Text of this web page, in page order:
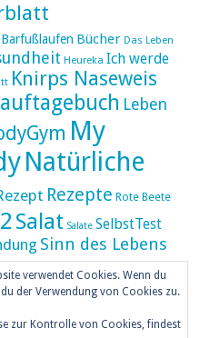
Barfußlaufen Bücher Das Leben
Heureka Ich werde
Knirps Naseweis
Leben
My
Natürliche
Rezepte Rote Beete
Salat Salate SelbstTest
Sinn des Lebens
Weihnachten
weiser UHU
verwendet Cookies. Wenn du
der Verwendung von Cookies zu.
zur Kontrolle von Cookies, findest